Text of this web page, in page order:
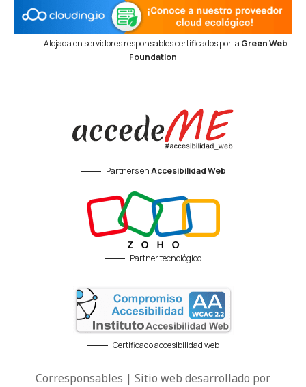
Alojada en servidores responsables certificados por la Green Web
Foundation
Partners enAccesibilidad Web
Partner tecnológico
Certificado accesibilidad web
Corresponsables | Sitio web desarrollado por